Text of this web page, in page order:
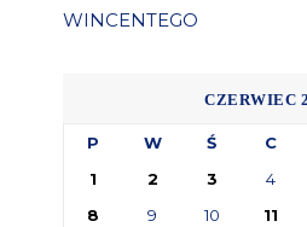
WINCENTEGO
CZERWIEC
P W Ś C
1
2 3 4
8
9 10 11